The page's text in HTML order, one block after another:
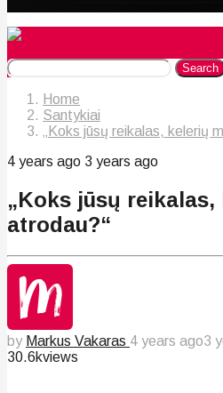
Search
Home
Santykiai
„Koks jūsų reikalas, kelerių
4 years ago 3 years ago
„Koks jūsų
atrodau?“
by Markus Vakaras 4 years ago3
30.6kviews